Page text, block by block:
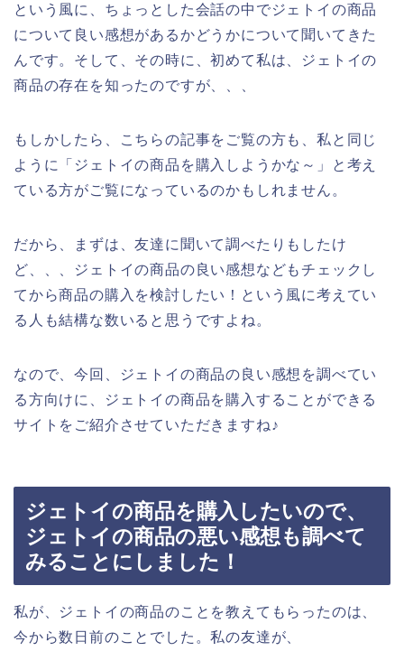
という風に、ちょっとした会話の中でジェトイの商品
について良い感想があるかどうかについて聞いてきた
んです。そして、その時に、初めて私は、ジェトイの
商品の存在を知ったのですが、、、
もしかしたら、こちらの記事をご覧の方も、私と同じ
ように「ジェトイの商品を購入しようかな～」と考え
ている方がご覧になっているのかもしれません。
だから、まずは、友達に聞いて調べたりもしたけ
ど、、、ジェトイの商品の良い感想などもチェックし
てから商品の購入を検討したい！という風に考えてい
る人も結構な数いると思うですよね。
なので、今回、ジェトイの商品の良い感想を調べてい
る方向けに、ジェトイの商品を購入することができる
サイトをご紹介させていただきますね♪
ジェトイの商品を購入したいので、
ジェトイの商品の悪い感想も調べて
みることにしました！
私が、ジェトイの商品のことを教えてもらったのは、
今から数日前のことでした。私の友達が、